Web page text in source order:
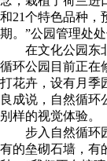
和21个特色品种，
期。”公园管理处
在文化公园东
循环公园目前正在
打花卉，设有月季
良成说，自然循环
别样的视觉体验。
步入自然循环
有的垒砌石墙，有